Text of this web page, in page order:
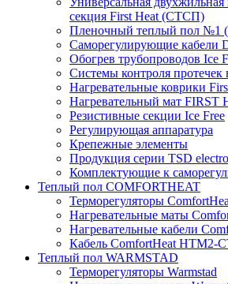
секция First Heat (СТСП)
Пленочный теплый пол №1
Саморегулирующие кабели
Обогрев трубопроводов Ice
Системы контроля
Нагревательные коврики
Нагревательный мат FIRST
Резистивные секции Ice Free
Регулирующая аппаратура
Крепежные элементы
Продукция серии TSD electro
Комплектующие к
Теплый пол COMFORTHEAT
Терморегуляторы
Нагревательные маты
Нагревательные кабели
Кабель ComfortHeat HTM2-
Теплый пол WARMSTAD
Терморегуляторы Warmstad